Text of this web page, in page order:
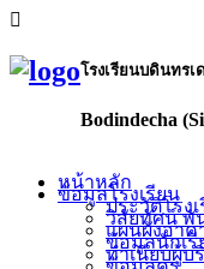
โรงเรียนบดินทร
Bodindecha
หน้าหลัก
ข้อมูลโรงเรียน
ประวัติโรง
วิสัยทัศน์ พั
แผนผังอาค
ข้อมูลนักเรี
ทำเนียบผู้บ